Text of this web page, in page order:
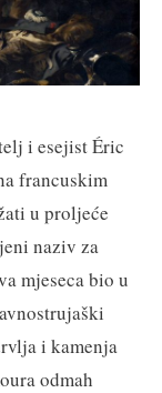
i esejist Éric
francuskim
u proljeće
naziv za
mjeseca bio u
i kamenja
odmah